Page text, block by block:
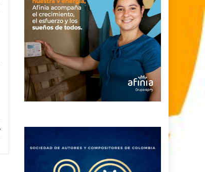
Golfo, fue capturado en...
Judicial Read More